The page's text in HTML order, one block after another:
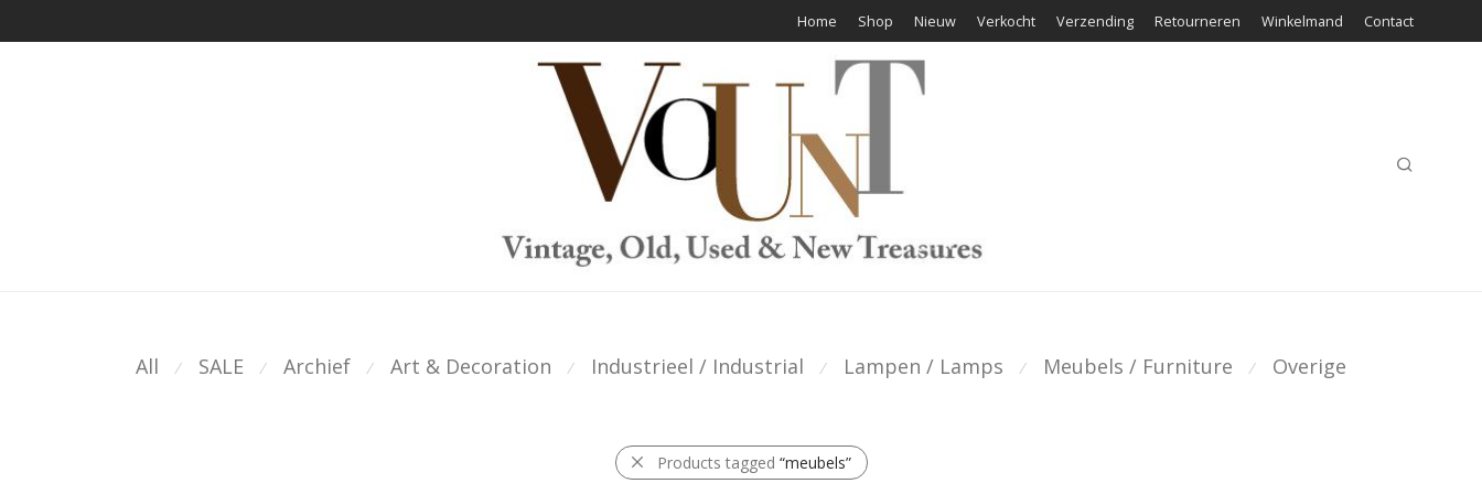
Home Shop Nieuw Verkocht Verzending Retourneren Winkelmand Contact
All ⁄ SALE ⁄ Archief ⁄ Art & Decoration ⁄ Industrieel / Industrial ⁄ Lampen / Lamps ⁄ Meubels / Furniture ⁄ Overige
Products tagged “meubels”